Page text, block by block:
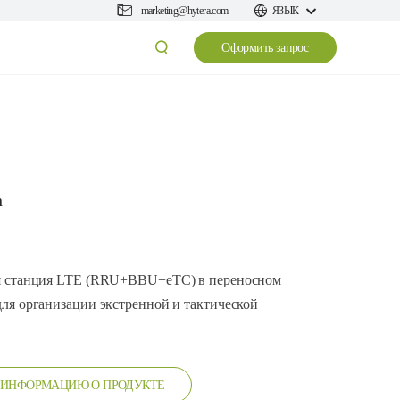
marketing@hytera.com ЯЗЫК
Оформить запрос
станция LTE (RRU+BBU+eTC) в переносном
организации экстренной и тактической
ИНФОРМАЦИЮ О ПРОДУКТЕ